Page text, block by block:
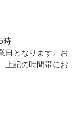
時
日となります。お
上記の時間帯にお